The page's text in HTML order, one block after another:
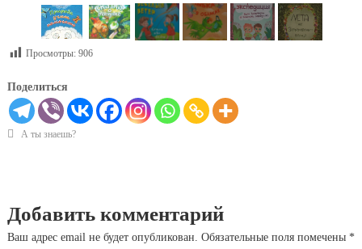
Просмотры: 906
Поделиться
А ты знаешь?
Добавить комментарий
Ваш адрес email не будет опубликован. Обязательные поля помечены *